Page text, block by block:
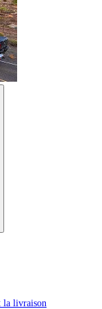
la livraison